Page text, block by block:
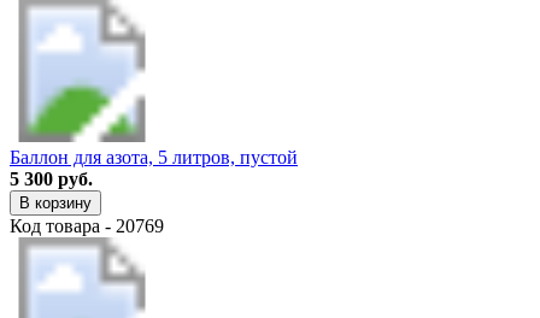
Баллон для азота, 5 литров, пустой
5 300 руб.
В корзину
Код товара - 20769